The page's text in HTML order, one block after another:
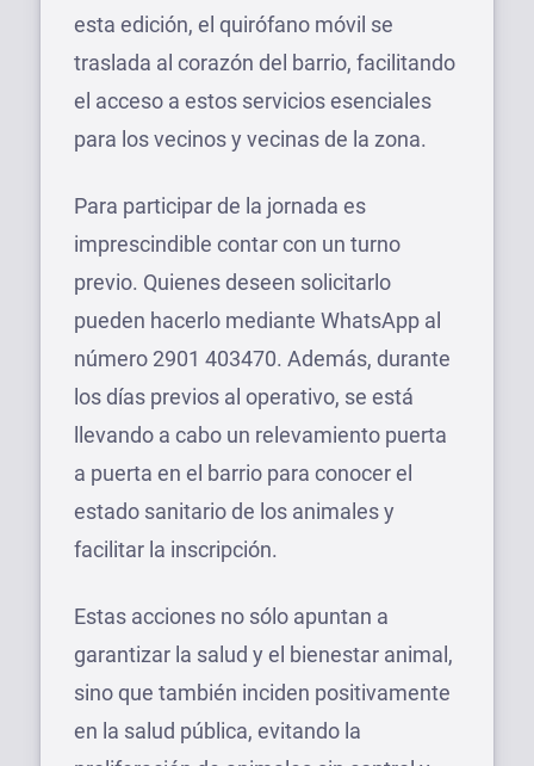
esta edición, el quirófano móvil se
traslada al corazón del barrio, facilitando
el acceso a estos servicios esenciales
para los vecinos y vecinas de la zona.
Para participar de la jornada es
imprescindible contar con un turno
previo. Quienes deseen solicitarlo
pueden hacerlo mediante WhatsApp al
número 2901 403470. Además, durante
los días previos al operativo, se está
llevando a cabo un relevamiento puerta
a puerta en el barrio para conocer el
estado sanitario de los animales y
facilitar la inscripción.
Estas acciones no sólo apuntan a
garantizar la salud y el bienestar animal,
sino que también inciden positivamente
en la salud pública, evitando la